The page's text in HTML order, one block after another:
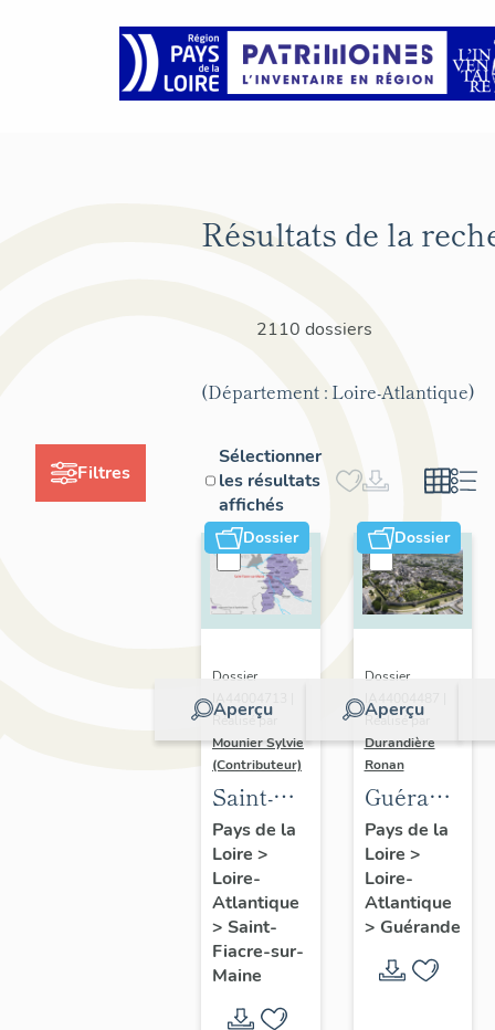
Filtres
Résultats de la
2110 dossiers
(Département : Loire-Atlantique)
Sélectionner
les résultats
affichés
Dossier
Aperçu
Dossier
IA44004713 |
Réalisé par
Mounier Sylvie
(Contributeur)
Saint-
Fiacre-
sur-
Maine :
présentation
de
l'opération
d'inventaire
Pays de la
Loire >
Loire-
Atlantique
> Saint-
Fiacre-sur-
Maine
Dossier
Aperçu
Dossier
IA44004487 |
Réalisé par
Durandière
Ronan
Guérande
:
de la
commune
et de
l'aire
Pays de la
Loire >
Loire-
Atlantique
> Guérande